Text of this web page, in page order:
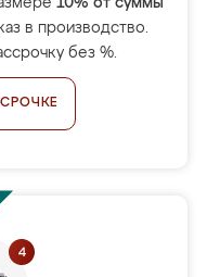
10% от суммы
в производство.
без %.